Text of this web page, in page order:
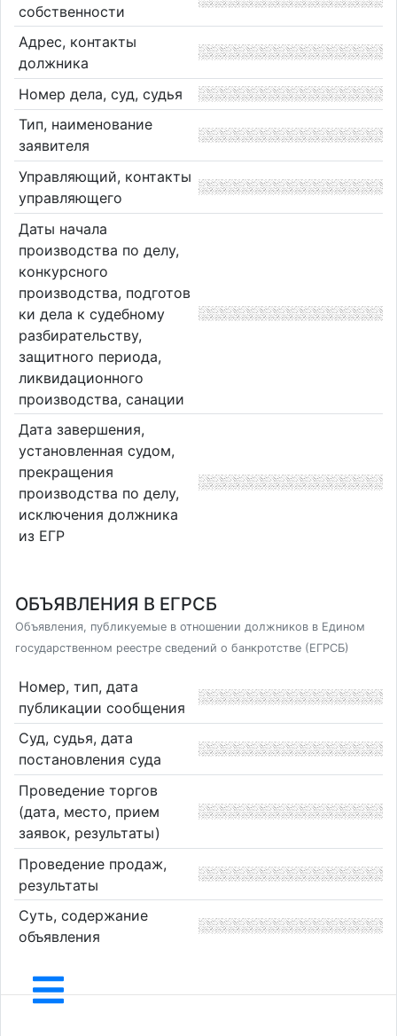
собственности
Адрес, контакты
должника
Номер дела, суд, судья
Тип, наименование
заявителя
Управляющий, контакты
управляющего
Даты начала
производства по делу,
конкурсного
производства, подготов
ки дела к судебному
разбирательству,
защитного периода,
ликвидационного
производства, санации
Дата завершения,
установленная судом,
прекращения
производства по делу,
исключения должника
из ЕГР
ОБЪЯВЛЕНИЯ В ЕГРСБ
Объявления, публикуемые в отношении должников в Едином
государственном реестре сведений о банкротстве (ЕГРСБ)
Номер, тип, дата
публикации сообщения
Суд, судья, дата
постановления суда
Проведение торгов
(дата, место, прием
заявок, результаты)
Проведение продаж,
результаты
Суть, содержание
объявления